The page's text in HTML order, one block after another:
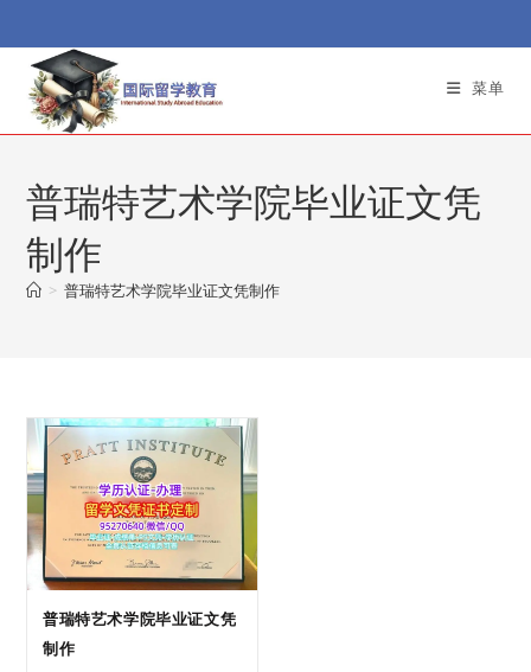
to
content
菜单
普瑞特艺术学院毕业证文凭
制作
> 普瑞特艺术学院毕业证文凭制作
普瑞特艺术学院毕业证文凭
制作